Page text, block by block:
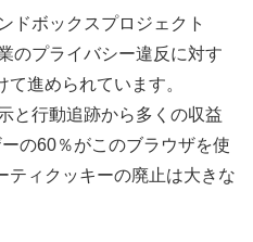
ドボックスプロジェクト
のプライバシー違反に対す
進められています。
と行動追跡から多くの収益
の60％がこのブラウザを使
ティクッキーの廃止は大きな